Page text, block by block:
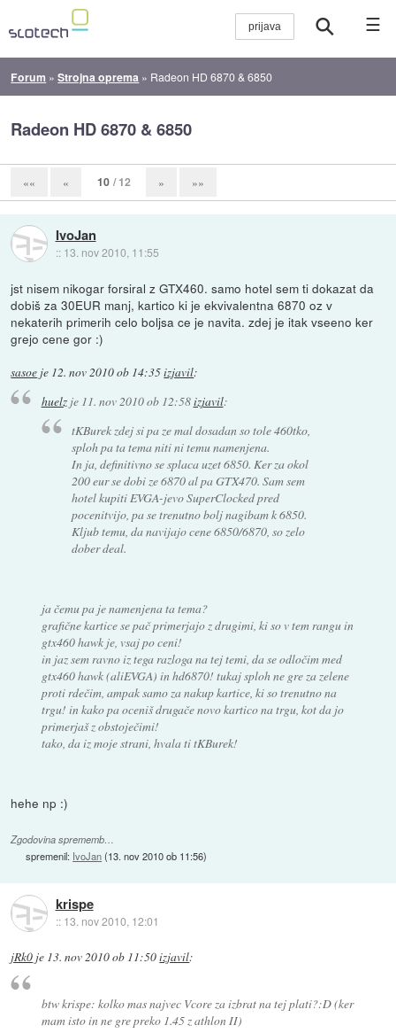
☰
Forum »Strojna oprema » Radeon HD 6870 & 6850
Radeon HD 6870 & 6850
«« « 10 / 12 » »»
IvoJan
:: 13. nov 2010, 11:55
jst nisem nikogar forsiral z GTX460. samo hotel sem ti dokazat da
dobiš za 30EUR manj, kartico ki je ekvivalentna 6870 oz v
nekaterih primerih celo boljsa ce je navita. zdej je itak vseeno ker
grejo cene gor :)
sasoe je 12. nov 2010 ob 14:35izjavil:
huelzje 11. nov 2010 ob 12:58izjavil:
tKBurek zdej si pa ze mal dosadan so tole 460tko,
sploh pa ta tema niti ni temu namenjena.
In ja, definitivno se splaca uzet 6850. Ker za okol
200 eur se dobi ze 6870 al pa GTX470. Sam sem
hotel kupiti EVGA-jevo SuperClocked pred
pocenitvijo, pa se trenutno bolj nagibam k 6850.
Kljub temu, da navijajo cene 6850/6870, so zelo
dober deal.
ja čemu pa je namenjena ta tema?
grafične kartice se pač primerjajo z drugimi, ki so v tem rangu in
gtx460 hawk je, vsaj po ceni!
in jaz sem ravno iz tega razloga na tej temi, da se odločim med
gtx460 hawk (aliEVGA) in hd6870! tukaj sploh ne gre za zelene
proti rdečim, ampak samo za nakup kartice, ki so trenutno na
trgu! in kako pa oceniš drugače novo kartico na trgu, kot da jo
primerjaš z obstoječimi!
tako, da iz moje strani, hvala ti tKBurek!
hehe np :)
Zgodovina sprememb…
spremenil: IvoJan(13. nov 2010 ob 11:56)
krispe
:: 13. nov 2010, 12:01
jRk0 je 13. nov 2010 ob 11:50izjavil:
btw krispe: kolko mas najvec Vcore za izbrat na tej plati?:D (ker
mam isto in ne gre preko 1.45 z athlon II)